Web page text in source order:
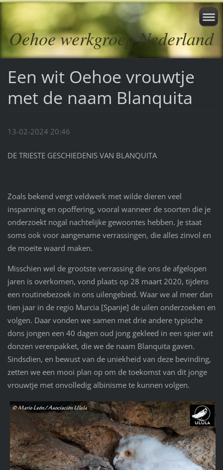
Oehoe werkgroep Nederland
Een wit Oehoe vrouwtje
met de naam Blanquita
13-02-2024 20:46
DE TRIESTE GESCHIEDENIS VAN BLANQUITA
Zoals bekend vergt veldwerk met wilde dieren veel
inspanning en opoffering, vooral wanneer de soorten die je
onderzoekt nogal nachtelijke gewoontes hebben. Je staat
soms ook voor aangename verrassingen, die alles zinvol en
de moeite waard maken.
Misschien wel de grootste verrassing die ons de afgelopen
jaren is overkomen, vond plaats op 28 maart 2020, tijdens
een routinebezoek in ons uilengebied. Waar we al meer dan
tien jaar in de regio Murcia [Spanje] de uilen onderzoeken en
volgen. Daar vonden we samen met drie andere typische
dons jongen een 40 dagen oud jong gekleed in een spier wit
donzen verenpakket, die we de naam Blanquita gaven.
Sindsdien, en bewust van de uniekheid van deze bevinding,
zetten we een mooi plan op om de toekomst van dit jonge
vrouwtje met onvolledig albinisme te kunnen volgen.